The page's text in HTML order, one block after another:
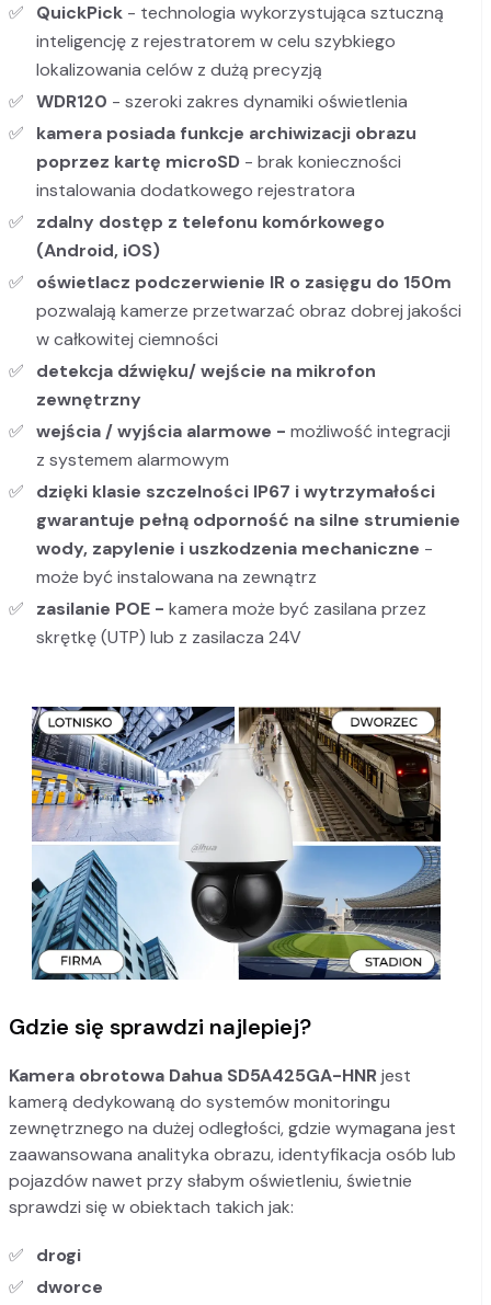
QuickPick - technologia wykorzystująca sztuczną
inteligencję z rejestratorem w celu szybkiego
lokalizowania celów z dużą precyzją
WDR120 - szeroki zakres dynamiki oświetlenia
kamera posiada funkcje archiwizacji obrazu
poprzez kartę microSD - brak konieczności
instalowania dodatkowego rejestratora
zdalny dostęp z telefonu komórkowego
(Android, iOS)
oświetlacz podczerwienie IR o zasięgu do 150m
pozwalają kamerze przetwarzać obraz dobrej jakości
w całkowitej ciemności
detekcja dźwięku/ wejście na mikrofon
zewnętrzny
wejścia / wyjścia alarmowe - możliwość integracji
z systemem alarmowym
dzięki klasie szczelności IP67 i wytrzymałości
gwarantuje pełną odporność na silne strumienie
wody, zapylenie i uszkodzenia mechaniczne -
może być instalowana na zewnątrz
zasilanie POE - kamera może być zasilana przez
skrętkę (UTP) lub z zasilacza 24V
Gdzie się sprawdzi najlepiej?
Kamera obrotowa Dahua SD5A425GA-HNRjest
kamerą dedykowaną do systemów monitoringu
zewnętrznego na dużej odległości, gdzie wymagana jest
zaawansowana analityka obrazu, identyfikacja osób lub
pojazdów nawet przy słabym oświetleniu, świetnie
sprawdzi się w obiektach takich jak:
drogi
dworce